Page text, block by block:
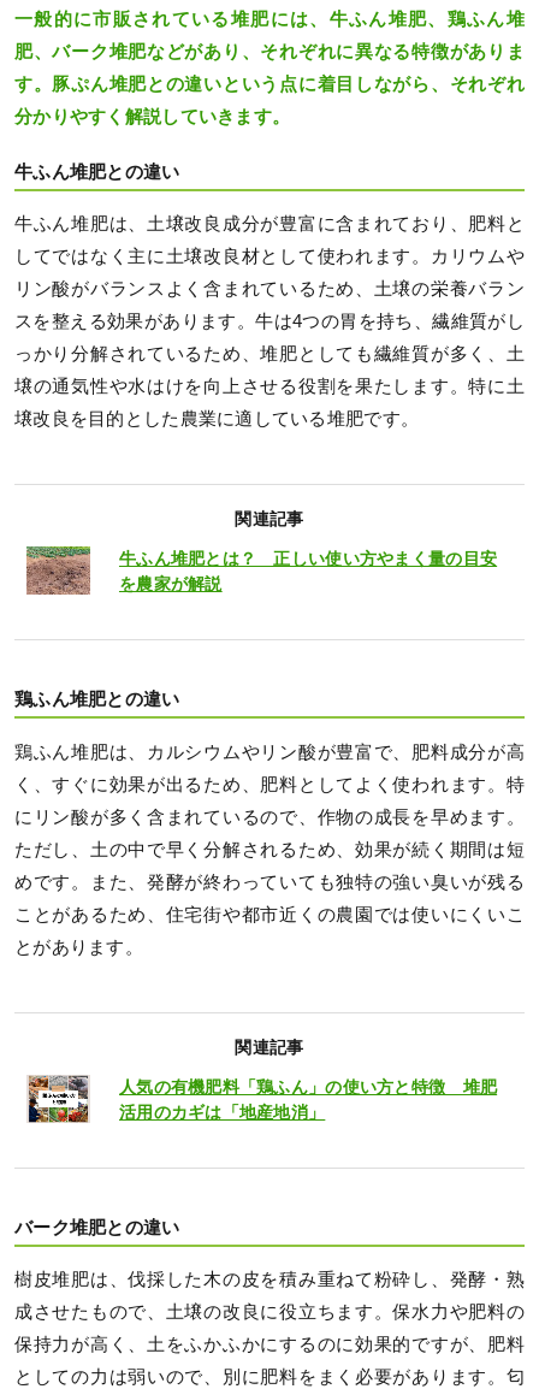
一般的に市販されている堆肥には、牛ふん堆肥、鶏ふん堆
肥、バーク堆肥などがあり、それぞれに異なる特徴がありま
す。豚ぷん堆肥との違いという点に着目しながら、それぞれ
分かりやすく解説していきます。
牛ふん堆肥との違い
牛ふん堆肥は、土壌改良成分が豊富に含まれており、肥料と
してではなく主に土壌改良材として使われます。カリウムや
リン酸がバランスよく含まれているため、土壌の栄養バラン
スを整える効果があります。牛は4つの胃を持ち、繊維質がし
っかり分解されているため、堆肥としても繊維質が多く、土
壌の通気性や水はけを向上させる役割を果たします。特に土
壌改良を目的とした農業に適している堆肥です。
関連記事
牛ふん堆肥とは？ 正しい使い方やまく量の目安
を農家が解説
鶏ふん堆肥との違い
鶏ふん堆肥は、カルシウムやリン酸が豊富で、肥料成分が高
く、すぐに効果が出るため、肥料としてよく使われます。特
にリン酸が多く含まれているので、作物の成長を早めます。
ただし、土の中で早く分解されるため、効果が続く期間は短
めです。また、発酵が終わっていても独特の強い臭いが残る
ことがあるため、住宅街や都市近くの農園では使いにくいこ
とがあります。
関連記事
人気の有機肥料「鶏ふん」の使い方と特徴 堆肥
活用のカギは「地産地消」
バーク堆肥との違い
樹皮堆肥は、伐採した木の皮を積み重ねて粉砕し、発酵・熟
成させたもので、土壌の改良に役立ちます。保水力や肥料の
保持力が高く、土をふかふかにするのに効果的ですが、肥料
としての力は弱いので、別に肥料をまく必要があります。匂